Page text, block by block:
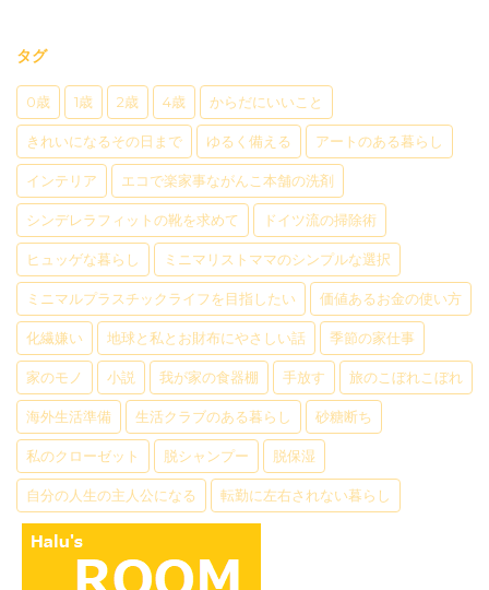
タグ
0歳 1歳 2歳 4歳 からだにいいこと
きれいになるその日まで ゆるく備える アートのある暮らし
インテリア エコで楽家事ながんこ本舗の洗剤
シンデレラフィットの靴を求めて ドイツ流の掃除術
ヒュッゲな暮らし ミニマリストママのシンプルな選択
ミニマルプラスチックライフを目指したい 価値あるお金の使い方
化繊嫌い 地球と私とお財布にやさしい話 季節の家仕事
家のモノ 小説 我が家の食器棚 手放す 旅のこぼれこぼれ
海外生活準備 生活クラブのある暮らし 砂糖断ち
私のクローゼット 脱シャンプー 脱保湿
自分の人生の主人公になる 転勤に左右されない暮らし